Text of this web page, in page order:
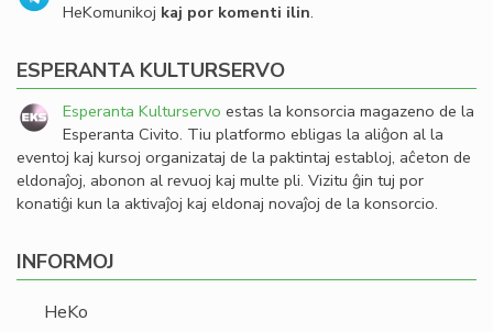
HeKomunikoj kaj por komenti ilin.
ESPERANTA KULTURSERVO
Esperanta Kulturservo estas la konsorcia magazeno de la
Esperanta Civito. Tiu platformo ebligas la aliĝon al la
eventoj kaj kursoj organizataj de la paktintaj establoj, aĉeton de
eldonaĵoj, abonon al revuoj kaj multe pli. Vizitu ĝin tuj por
konatiĝi kun la aktivaĵoj kaj eldonaj novaĵoj de la konsorcio.
INFORMOJ
HeKo